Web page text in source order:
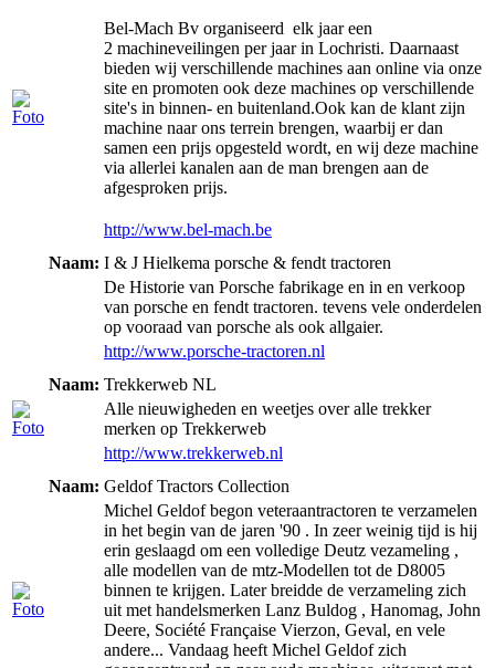
Bel-Mach Bv organiseerd elk jaar een
2 machineveilingen per jaar in Lochristi. Daarnaast
bieden wij verschillende machines aan online via onze
site en promoten ook deze machines op verschillende
site's in binnen- en buitenland.Ook kan de klant zijn
machine naar ons terrein brengen, waarbij er dan
samen een prijs opgesteld wordt, en wij deze machine
via allerlei kanalen aan de man brengen aan de
afgesproken prijs.
http://www.bel-mach.be
Naam: I & J Hielkema porsche & fendt tractoren
De Historie van Porsche fabrikage en in en verkoop
van porsche en fendt tractoren. tevens vele onderdelen
op vooraad van porsche als ook allgaier.
http://www.porsche-tractoren.nl
Naam: Trekkerweb NL
Alle nieuwigheden en weetjes over alle trekker
merken op Trekkerweb
http://www.trekkerweb.nl
Naam: Geldof Tractors Collection
Michel Geldof begon veteraantractoren te verzamelen
in het begin van de jaren '90 . In zeer weinig tijd is hij
erin geslaagd om een volledige Deutz vezameling ,
alle modellen van de mtz-Modellen tot de D8005
binnen te krijgen. Later breidde de verzameling zich
uit met handelsmerken Lanz Buldog , Hanomag, John
Deere, Société Française Vierzon, Geval, en vele
andere... Vandaag heeft Michel Geldof zich